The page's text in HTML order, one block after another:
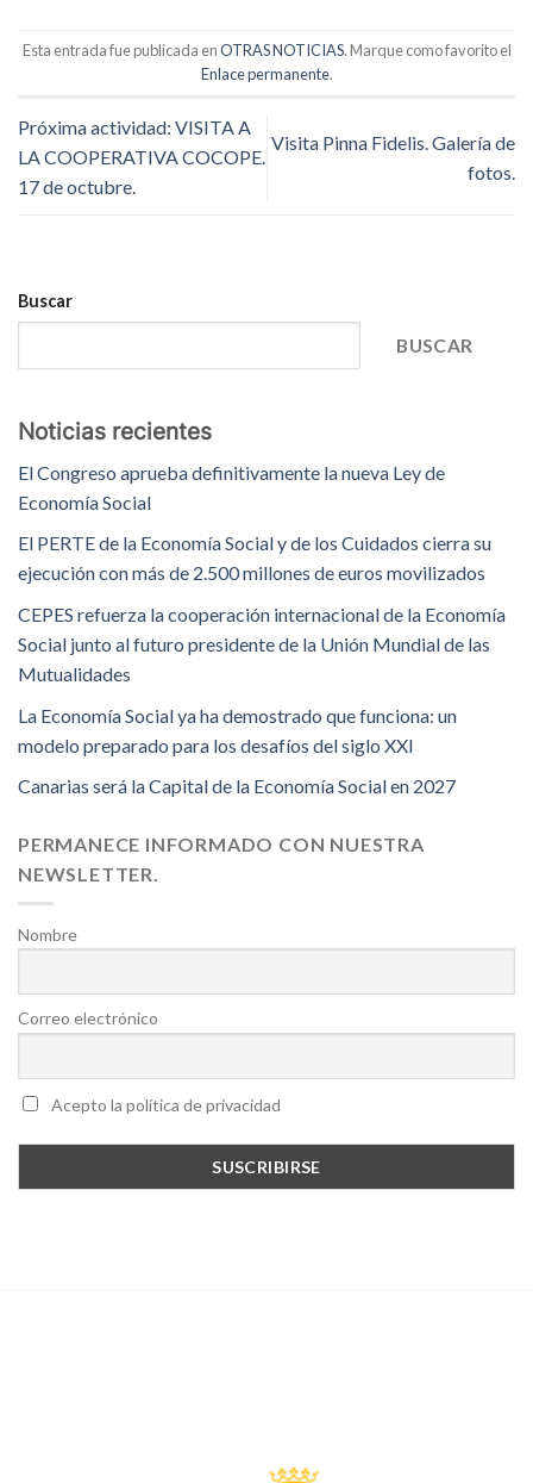
Esta entrada fue publicada enOTRAS NOTICIAS. Marque como favorito el
Enlace permanente.
Próxima actividad: VISITA A
LA COOPERATIVA COCOPE.
17 de octubre.
Visita Pinna Fidelis. Galería de
fotos.
Buscar
BUSCAR
Noticias recientes
El Congreso aprueba definitivamente la nueva Ley de
Economía Social
El PERTE de la Economía Social y de los Cuidados cierra su
ejecución con más de 2.500 millones de euros movilizados
CEPES refuerza la cooperación internacional de la Economía
Social junto al futuro presidente de la Unión Mundial de las
Mutualidades
La Economía Social ya ha demostrado que funciona: un
modelo preparado para los desafíos del siglo XXI
Canarias será la Capital de la Economía Social en 2027
PERMANECE INFORMADO CON NUESTRA
NEWSLETTER.
Nombre
Correo electrónico
Acepto la política de privacidad